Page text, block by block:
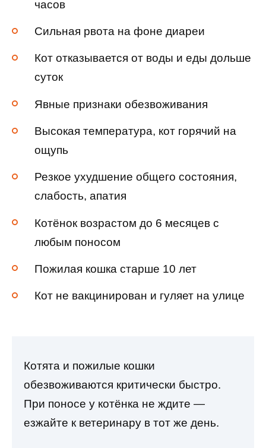
часов
Сильная рвота на фоне диареи
Кот отказывается от воды и еды дольше
суток
Явные признаки обезвоживания
Высокая температура, кот горячий на
ощупь
Резкое ухудшение общего состояния,
слабость, апатия
Котёнок возрастом до 6 месяцев с
любым поносом
Пожилая кошка старше 10 лет
Кот не вакцинирован и гуляет на улице
Котята и пожилые кошки
обезвоживаются критически быстро.
При поносе у котёнка не ждите —
езжайте к ветеринару в тот же день.